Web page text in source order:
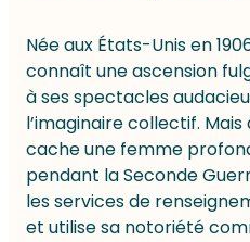
Née aux États-Unis en
connaît une ascension
à ses spectacles
l’imaginaire collectif.
cache une femme
pendant la Seconde
les services de
et utilise sa notoriété